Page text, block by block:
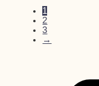
1
2
3
→